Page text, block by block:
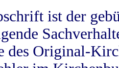
ist der
des Original-